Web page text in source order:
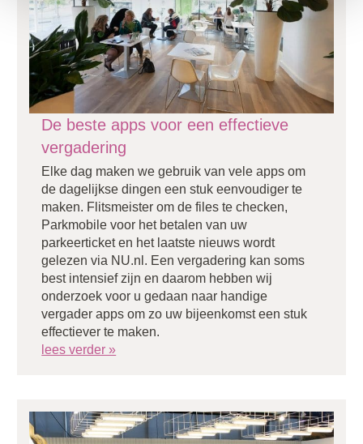
De beste apps voor een effectieve
vergadering
Elke dag maken we gebruik van vele apps om
de dagelijkse dingen een stuk eenvoudiger te
maken. Flitsmeister om de files te checken,
Parkmobile voor het betalen van uw
parkeerticket en het laatste nieuws wordt
gelezen via NU.nl. Een vergadering kan soms
best intensief zijn en daarom hebben wij
onderzoek voor u gedaan naar handige
vergader apps om zo uw bijeenkomst een stuk
effectiever te maken.
lees verder »